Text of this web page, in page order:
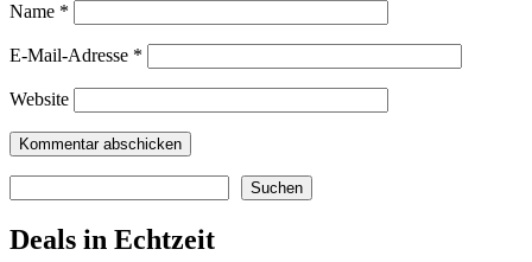
Name *
E-Mail-Adresse *
Website
Suchen
Deals in Echtzeit